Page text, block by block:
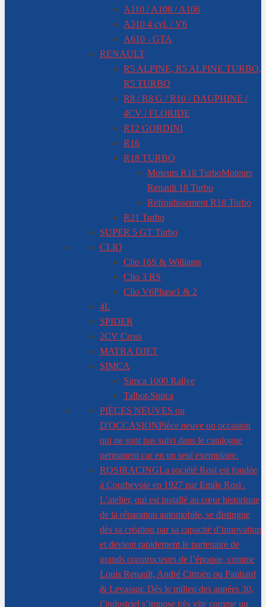
A110 / A108 / A106
A310 4 cyl. / V6
A610 - GTA
RENAULT
R5 ALPINE, R5 ALPINE TURBO,
R5 TURBO
R8 / R8 G / R10 / DAUPHINE /
4CV / FLORIDE
R12 GORDINI
R16
R18 TURBO
Moteurs R18 TurboMoteurs
Renault 18 Turbo
Refroidissement R18 Turbo
R21 Turbo
SUPER 5 GT Turbo
CLIO
Clio 16S & Williams
Clio 3 RS
Clio V6Phase1 & 2
4L
SPIDER
2CV Cross
MATRA DJET
SIMCA
Simca 1000 Rallye
Talbot-Simca
PIÈCES NEUVES ou
D'OCCASIONPièce neuve ou occasion
qui ne sont pas suivi dans le catalogue
permanent car en un seul exemplaire.
ROSIRACINGLa société Rosi est fondée
à Courbevoie en 1927 par Emile Rosi .
L’atelier, qui est installé au cœur historique
de la réparation automobile, se distingue
dès sa création par sa capacité d’innovation
et devient rapidement le partenaire de
grands constructeurs de l’époque, comme
Louis Renault, André Citroën ou Panhard
& Levassor. Dès le milieu des années 30,
l’industriel s’impose très vite comme un